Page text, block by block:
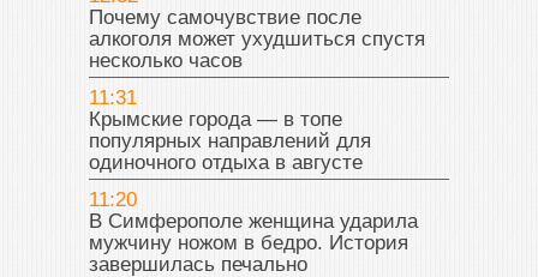
Почему самочувствие после
алкоголя может ухудшиться спустя
несколько часов
11:31
Крымские города — в топе
популярных направлений для
одиночного отдыха в августе
11:20
В Симферополе женщина ударила
мужчину ножом в бедро. История
завершилась печально